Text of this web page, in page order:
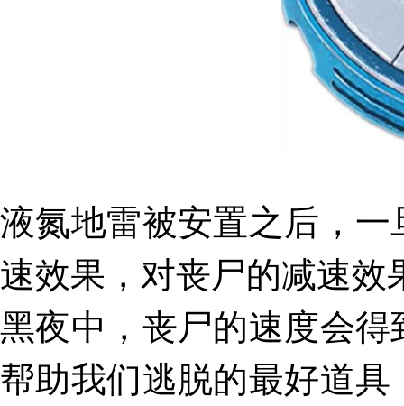
液氮地雷被安置之后 ，
速效果 ，对丧尸的减速
黑夜中，丧尸的速度会
帮助我们逃脱的最好道